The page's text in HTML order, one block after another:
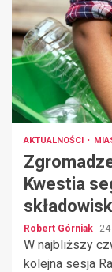
AKTUALNOŚCI
Kwestia
Robert Górniak
W najbliższy
kolejna sesja